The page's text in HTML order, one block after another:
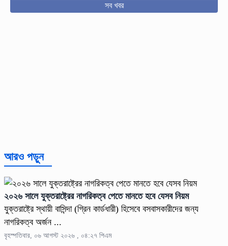
সব খবর
আরও পড়ুন
২০২৬ সালে যুক্তরাষ্ট্রের নাগরিকত্ব পেতে মানতে হবে যেসব নিয়ম
যুক্তরাষ্ট্রে স্থায়ী বাসিন্দা (গ্রিন কার্ডধারী) হিসেবে বসবাসকারীদের জন্য
নাগরিকত্ব অর্জন ...
বৃহস্পতিবার, ০৬ আগস্ট ২০২৬ , ০৪:২৭ পিএম